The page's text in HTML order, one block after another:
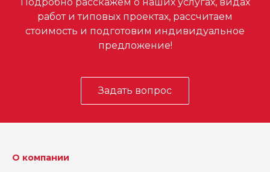
Подробно расскажем о наших услугах, видах
работ и типовых проектах, рассчитаем
стоимость и подготовим индивидуальное
предложение!
Задать вопрос
О компании